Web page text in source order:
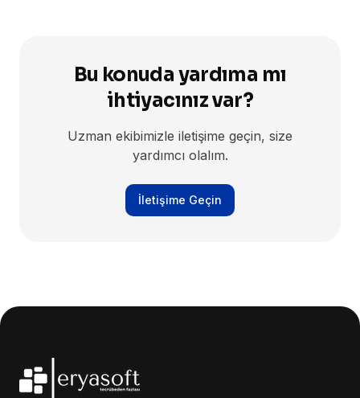
Bu konuda yardıma mı
ihtiyacınız var?
Uzman ekibimizle iletişime geçin, size
yardımcı olalım.
İletişime Geçin